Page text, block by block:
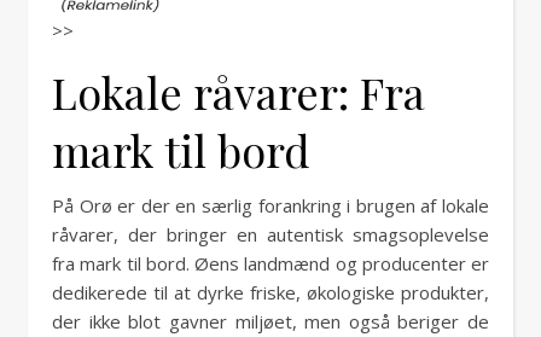
>>
Lokale råvarer: Fra
mark til bord
På Orø er der en særlig forankring i brugen af lokale
råvarer, der bringer en autentisk smagsoplevelse
fra mark til bord. Øens landmænd og producenter er
dedikerede til at dyrke friske, økologiske produkter,
der ikke blot gavner miljøet, men også beriger de